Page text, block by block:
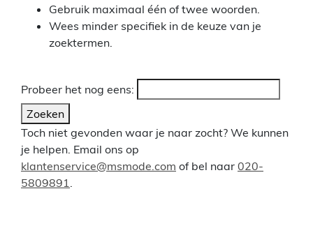
Gebruik maximaal één of twee woorden.
Wees minder specifiek in de keuze van je
zoektermen.
Probeer het nog eens:
Zoeken
Toch niet gevonden waar je naar zocht? We kunnen
je helpen. Email ons op
klantenservice@msmode.com of bel naar 020-
5809891